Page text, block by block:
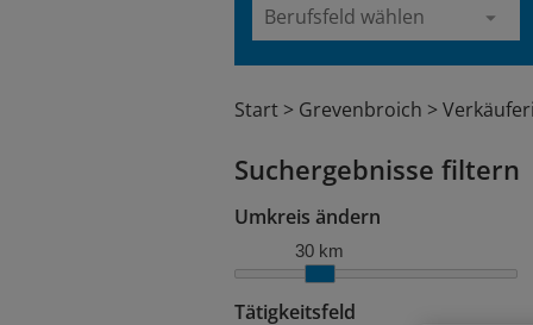
Start Grevenbroich
Suchergebnisse filtern
Umkreis ändern
30 km
Tätigkeitsfeld